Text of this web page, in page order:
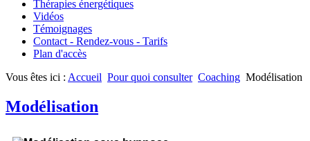
Thérapies énergétiques
Vidéos
Témoignages
Contact - Rendez-vous - Tarifs
Plan d'accès
Vous êtes ici : Accueil Pour quoi consulter Coaching Modélisation
Modélisation